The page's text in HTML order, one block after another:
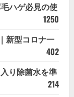
ハゲ必見の使
1250
新型コロナ一
402
り除菌水を準
214